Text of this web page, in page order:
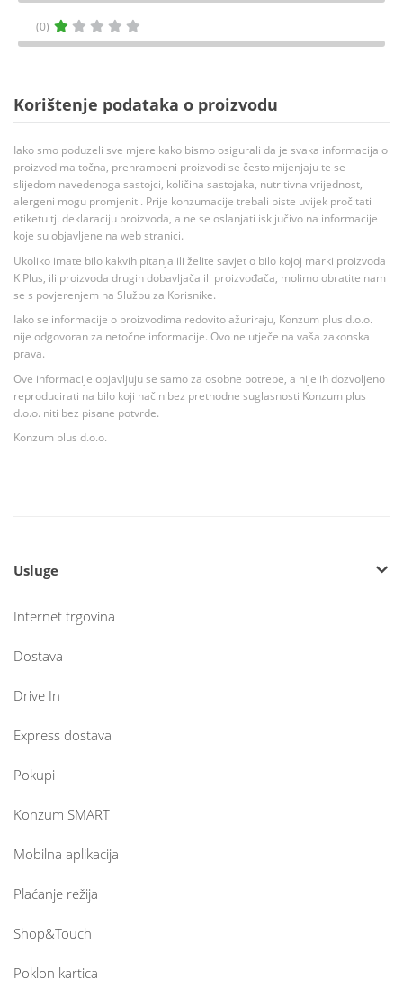
(0)
Korištenje podataka o proizvodu
Iako smo poduzeli sve mjere kako bismo osigurali da je svaka informacija o
proizvodima točna, prehrambeni proizvodi se često mijenjaju te se
slijedom navedenoga sastojci, količina sastojaka, nutritivna vrijednost,
alergeni mogu promjeniti. Prije konzumacije trebali biste uvijek pročitati
etiketu tj. deklaraciju proizvoda, a ne se oslanjati isključivo na informacije
koje su objavljene na web stranici.
Ukoliko imate bilo kakvih pitanja ili želite savjet o bilo kojoj marki proizvoda
K Plus, ili proizvoda drugih dobavljača ili proizvođača, molimo obratite nam
se s povjerenjem na Službu za Korisnike.
Iako se informacije o proizvodima redovito ažuriraju, Konzum plus d.o.o.
nije odgovoran za netočne informacije. Ovo ne utječe na vaša zakonska
prava.
Ove informacije objavljuju se samo za osobne potrebe, a nije ih dozvoljeno
reproducirati na bilo koji način bez prethodne suglasnosti Konzum plus
d.o.o. niti bez pisane potvrde.
Konzum plus d.o.o.
Usluge
Internet trgovina
Dostava
Drive In
Express dostava
Pokupi
Konzum SMART
Mobilna aplikacija
Plaćanje režija
Shop&Touch
Poklon kartica